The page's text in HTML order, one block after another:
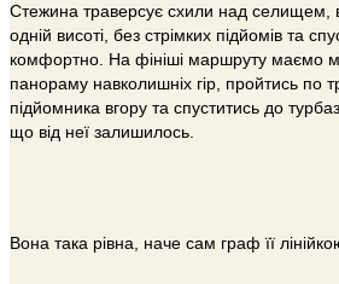
Стежина траверсує схили над селищем,
одній висоті, без стрімких підйомів та
комфортно. На фініші маршруту маємо
панораму навколишніх гір, пройтись по
підйомника вгору та спуститись до
що від неї залишилось.
Вона така рівна, наче сам граф її